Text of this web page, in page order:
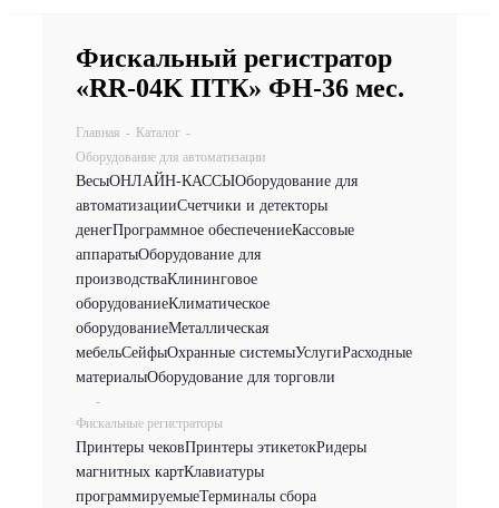
Фискальный регистратор
«RR-04K ПТК» ФН-36 мес.
Главная - Каталог -
Оборудование для автоматизации
ВесыОНЛАЙН-КАССЫОборудование для
автоматизацииСчетчики и детекторы
денегПрограммное обеспечениеКассовые
аппаратыОборудование для
производстваКлининговое
оборудованиеКлиматическое
оборудованиеМеталлическая
мебельСейфыОхранные системыУслугиРасходные
материалыОборудование для торговли
-
Фискальные регистраторы
Принтеры чековПринтеры этикетокРидеры
магнитных картКлавиатуры
программируемыеТерминалы сбора